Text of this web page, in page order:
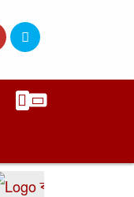
বাংলাদেশের দ্রুত ৬